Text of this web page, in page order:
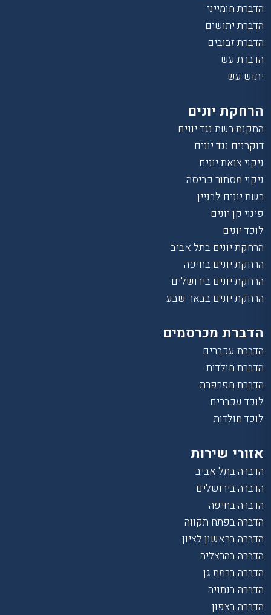
הדברת חומייני
הדברת יתושים
הדברת זבובים
הדברת עש
יתוש עש
הרחקת יונים
התקנת רשת נגד יונים
דוקרנים נגד יונים
ניקוי צואת יונים
ניקוי מסתור כביסה
רשת יונים לבניין
פינוי קן יונים
לוכד יונים
הרחקת יונים בתל אביב
הרחקת יונים בחיפה
הרחקת יונים בירושלים
הרחקת יונים בבאר שבע
הדברת מכרסמים
הדברת עכברים
הדברת חולדות
הדברת חפרפרת
לוכד עכברים
לוכד חולדות
אזורי שירות
הדברה בתל אביב
הדברה בירושלים
הדברה בחיפה
הדברה בפתח תקווה
הדברה בראשון לציון
הדברה בהרצליה
הדברה ברמת גן
הדברה בנתניה
הדברה בצפון